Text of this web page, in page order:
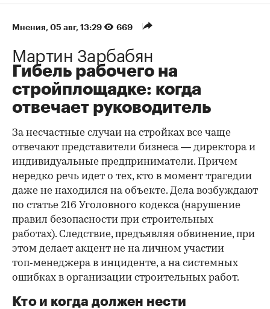
Мнения⁠, 05 авг, 13:29 669
Мартин Зарбабян
Гибель рабочего на
стройплощадке: когда
отвечает руководитель
За несчастные случаи на стройках все чаще
отвечают представители бизнеса — директора и
индивидуальные предприниматели. Причем
нередко речь идет о тех, кто в момент трагедии
даже не находился на объекте. Дела возбуждают
по статье 216 Уголовного кодекса (нарушение
правил безопасности при строительных
работах). Следствие, предъявляя обвинение, при
этом делает акцент не на личном участии
топ‑менеджера в инциденте, а на системных
ошибках в организации строительных работ.
Кто и когда должен нести